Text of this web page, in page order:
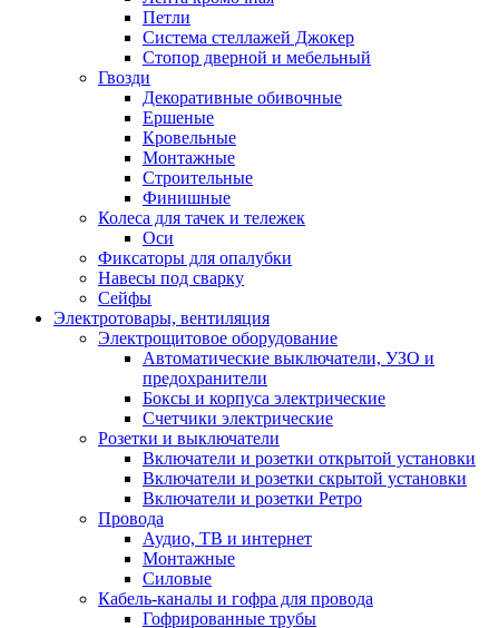
Петли
Система стеллажей Джокер
Стопор дверной и мебельный
Гвозди
Декоративные обивочные
Ершеные
Кровельные
Монтажные
Строительные
Финишные
Колеса для тачек и тележек
Оси
Фиксаторы для опалубки
Навесы под сварку
Сейфы
Электротовары, вентиляция
Электрощитовое оборудование
Автоматические выключатели, УЗО и
предохранители
Боксы и корпуса электрические
Счетчики электрические
Розетки и выключатели
Включатели и розетки открытой установки
Включатели и розетки скрытой установки
Включатели и розетки Ретро
Провода
Аудио, ТВ и интернет
Монтажные
Силовые
Кабель-каналы и гофра для провода
Гофрированные трубы